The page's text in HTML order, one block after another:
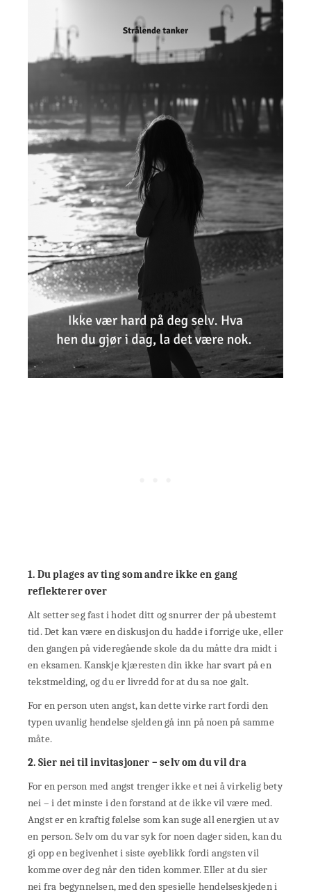
1. Du plages av ting som andre ikke en gang
reflekterer over
Alt setter seg fast i hodet ditt og snurrer der på ubestemt
tid. Det kan være en diskusjon du hadde i forrige uke, eller
den gangen på videregående skole da du måtte dra midt i
en eksamen. Kanskje kjæresten din ikke har svart på en
tekstmelding, og du er livredd for at du sa noe galt.
For en person uten angst, kan dette virke rart fordi den
typen uvanlig hendelse sjelden gå inn på noen på samme
måte.
2. Sier nei til invitasjoner – selv om du vil dra
For en person med angst trenger ikke et nei å virkelig bety
nei – i det minste i den forstand at de ikke vil være med.
Angst er en kraftig følelse som kan suge all energien ut av
en person. Selv om du var syk for noen dager siden, kan du
gi opp en begivenhet i siste øyeblikk fordi angsten vil
komme over deg når den tiden kommer. Eller at du sier
nei fra begynnelsen, med den spesielle hendelseskjeden i